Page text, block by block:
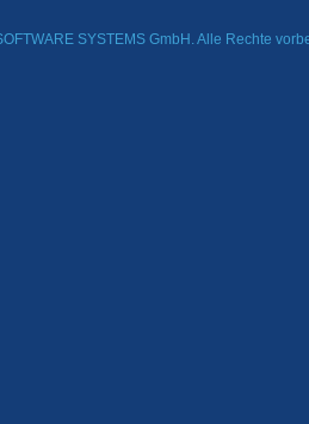
SYSTEMS GmbH. Alle Rechte